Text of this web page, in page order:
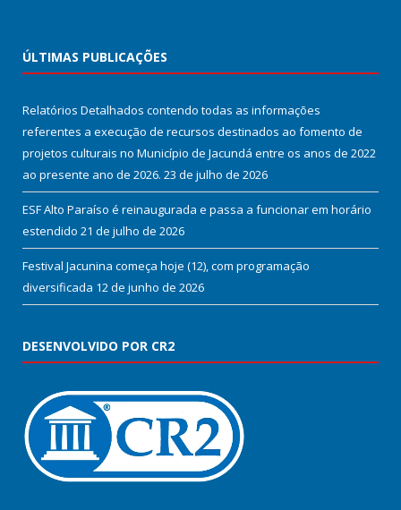
ÚLTIMAS PUBLICAÇÕES
Relatórios Detalhados contendo todas as informações
referentes a execução de recursos destinados ao fomento de
projetos culturais no Município de Jacundá entre os anos de 2022
ao presente ano de 2026. 23 de julho de 2026
ESF Alto Paraíso é reinaugurada e passa a funcionar em horário
estendido 21 de julho de 2026
Festival Jacunina começa hoje (12), com programação
diversificada 12 de junho de 2026
DESENVOLVIDO POR CR2